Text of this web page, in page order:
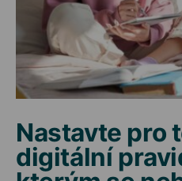
Nastavte pro
digitální